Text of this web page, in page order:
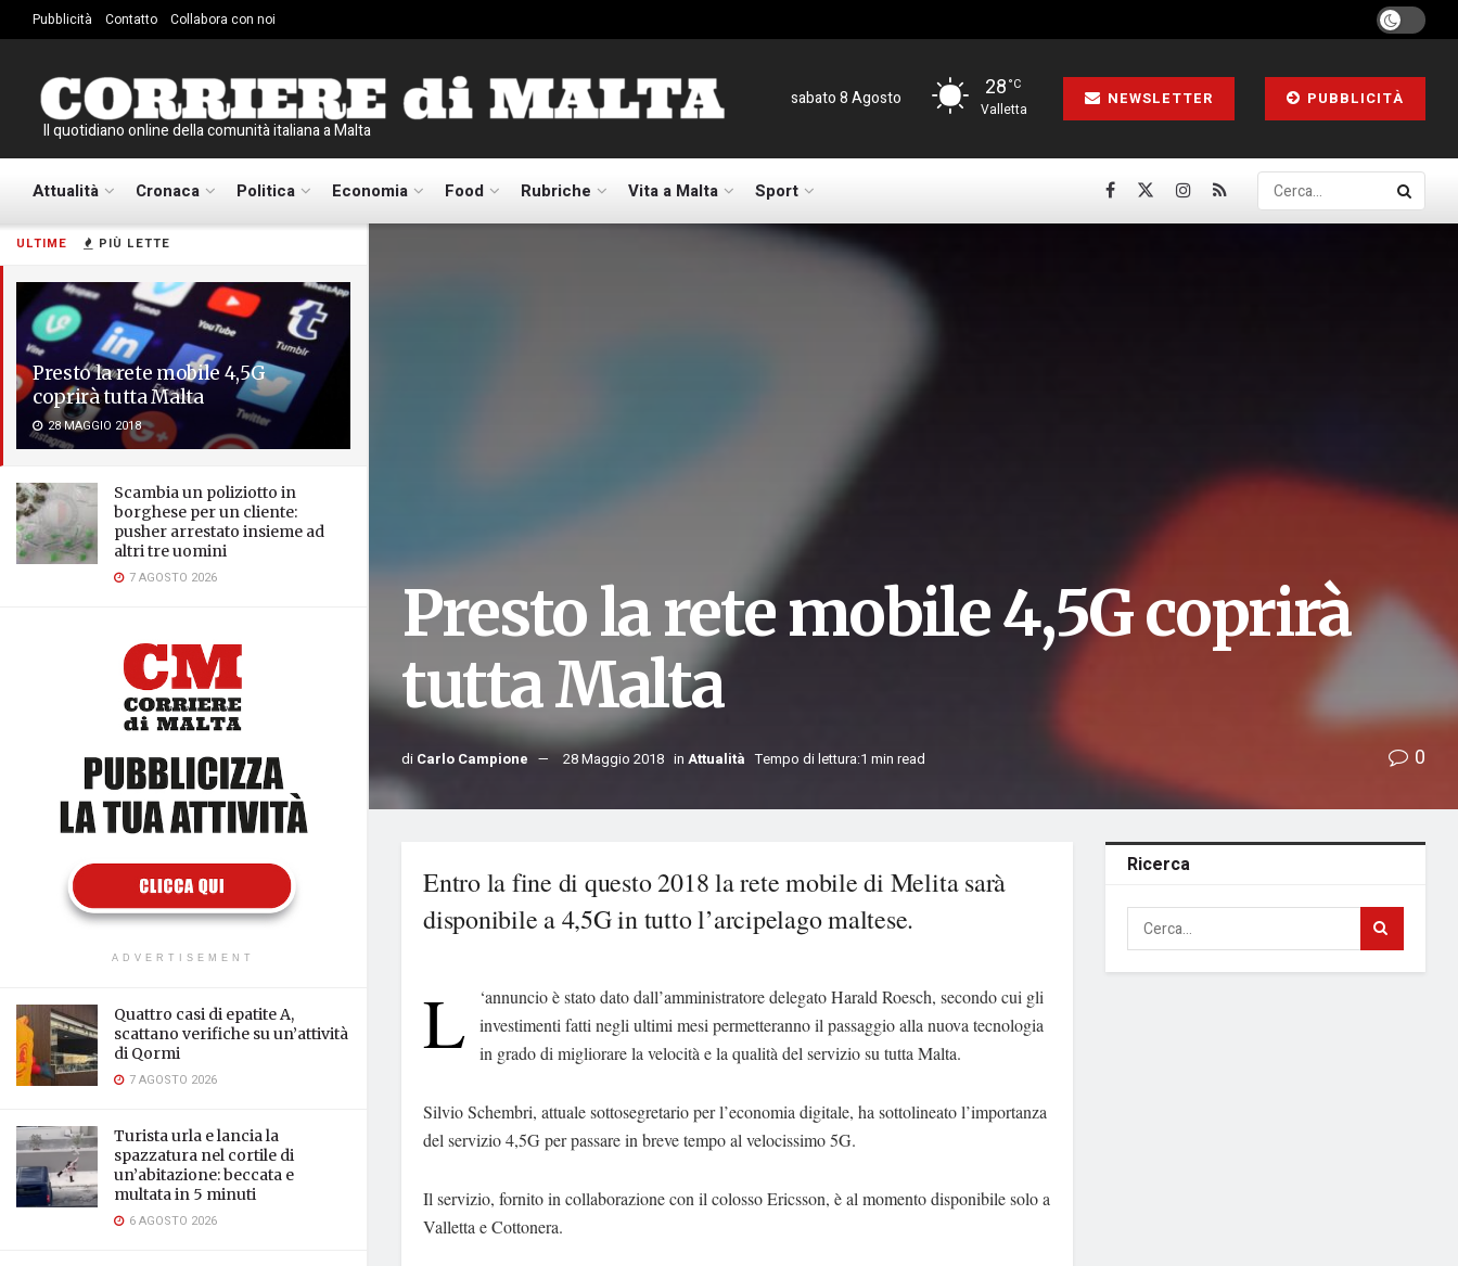
ULTIME PIÙ LETTE
Presto la rete mobile 4,5G
coprirà tutta Malta
28 MAGGIO 2018
Scambia un poliziotto in
borghese per un cliente:
pusher arrestato insieme ad
altri tre uomini
7 AGOSTO 2026
ADVERTISEMENT
Quattro casi di epatite A,
scattano verifiche su un’attività
di Qormi
7 AGOSTO 2026
Turista urla e lancia la
spazzatura nel cortile di
un’abitazione: beccata e
multata in 5 minuti
6 AGOSTO 2026
Pubblicità Contatto Collabora con noi
Il quotidiano online della comunità italiana a Malta
sabato 8 Agosto 28°C
Valletta
NEWSLETTER PUBBLICITÀ
Attualità Cronaca Politica Economia Food Rubriche Vita a Malta Sport
Presto la rete mobile 4,5G coprirà
tutta Malta
di Carlo Campione 28 Maggio 2018 in Attualità Tempo di lettura:1 min read 0
Entro la fine di questo 2018 la rete mobile di Melita sarà
disponibile a 4,5G in tutto l’arcipelago maltese.
L
‘annuncio è stato dato dall’amministratore delegato Harald Roesch, secondo cui gli
investimenti fatti negli ultimi mesi permetteranno il passaggio alla nuova tecnologia
in grado di migliorare la velocità e la qualità del servizio su tutta Malta.
Silvio Schembri, attuale sottosegretario per l’economia digitale, ha sottolineato l’importanza
del servizio 4,5G per passare in breve tempo al velocissimo 5G.
Il servizio, fornito in collaborazione con il colosso Ericsson, è al momento disponibile solo a
Valletta e Cottonera.
Ricerca